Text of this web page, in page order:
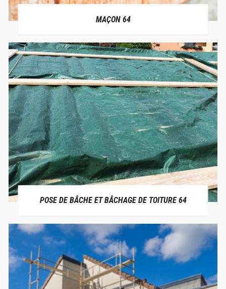
MAÇON 64
POSE DE BÂCHE ET BÂCHAGE DE TOITURE 64